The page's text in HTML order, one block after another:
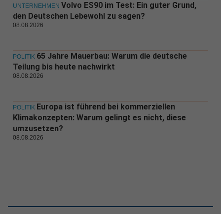
UNTERNEHMEN Volvo ES90 im Test: Ein guter Grund,
den Deutschen Lebewohl zu sagen?
08.08.2026
POLITIK 65 Jahre Mauerbau: Warum die deutsche
Teilung bis heute nachwirkt
08.08.2026
POLITIK Europa ist führend bei kommerziellen
Klimakonzepten: Warum gelingt es nicht, diese
umzusetzen?
08.08.2026